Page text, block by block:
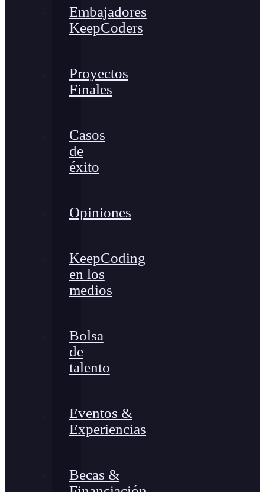
Embajadores
KeepCoders
Proyectos
Finales
Casos
de
éxito
Opiniones
KeepCoding
en los
medios
Bolsa
de
talento
Eventos &
Experiencias
Becas &